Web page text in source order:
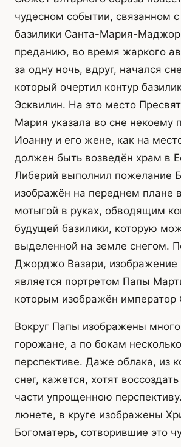
чудесном событии, связанном
базилики Санта-Мария-
преданию, во время жаркого
за одну ночь, вдруг, начался
который очертил контур
Эсквилин. На это место
Мария указала во сне некоему
Иоанну и его жене, как на
должен быть возведён храм в
Либерий выполнил пожелание
изображён на переднем плане
мотыгой в руках, обводящим
будущей базилики, которую
выделенной на земле снегом.
Джорджо Вазари,
является портретом Папы
которым изображён император
Вокруг Папы изображены
горожане, а по бокам
перспективе. Даже облака, из
снег, кажется, хотят
части упрощенною
люнете, в круге изображены
Богоматерь, сотворившие это